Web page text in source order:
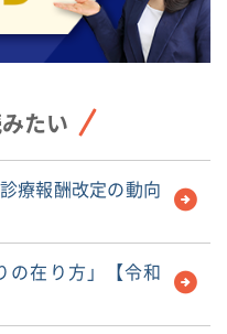
たい
療報酬改定の動向
の在り方」【令和